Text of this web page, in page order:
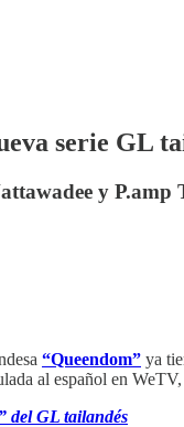
serie GL
y P.amp
“Queendom” ya
al español en
del GL tailandés